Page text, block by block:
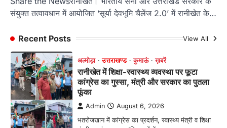
संयुक्त तत्वावधान में आयोजित ‘सूर्या देवभूमि चैलेंज 2.0’ में रानीखेत के…
Recent Posts View All
2
Admin August 6, 2026
मंत्री का फूंका पुतला 'विद्यालयों में…
अल्मोड़ा उत्तराखण्ड कुमाऊं ख़बरें
रानीखेत में युवा कांग्रेस की जिला बैठक, 8
अगस्त को खड़गे की हल्द्वानी रैली को सफल
बनाने का लिया संकल्प
Admin August 6, 2026
संगठन विस्तार के तहत कई नई नियुक्तियां, बूथ स्तर तक